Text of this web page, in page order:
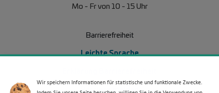
Mo - Fr von 10 - 15 Uhr
Barrierefreiheit
Leichte Sprache
Barriere melden
Wir speichern Informationen für statistische und funktionale Zwecke.